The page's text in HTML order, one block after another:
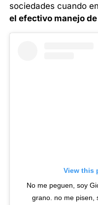
sociedades cuando
el efectivo manejo
View this
No me peguen, soy
grano. no me pisen,